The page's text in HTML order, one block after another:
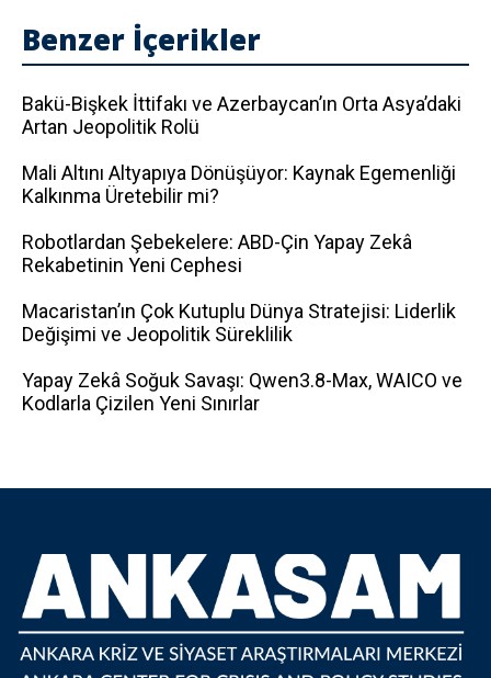
Benzer İçerikler
Bakü-Bişkek İttifakı ve Azerbaycan’ın Orta Asya’daki
Artan Jeopolitik Rolü
Mali Altını Altyapıya Dönüşüyor: Kaynak Egemenliği
Kalkınma Üretebilir mi?
Robotlardan Şebekelere: ABD-Çin Yapay Zekâ
Rekabetinin Yeni Cephesi
Macaristan’ın Çok Kutuplu Dünya Stratejisi: Liderlik
Değişimi ve Jeopolitik Süreklilik
Yapay Zekâ Soğuk Savaşı: Qwen3.8-Max, WAICO ve
Kodlarla Çizilen Yeni Sınırlar